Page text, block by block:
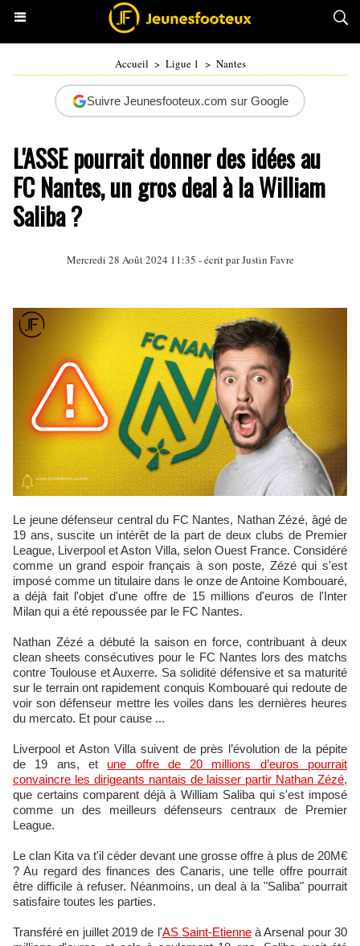
Accueil > Ligue 1 > Nantes
Suivre Jeunesfooteux.com sur Google
L'ASSE pourrait donner des idées au
FC Nantes, un gros deal à la William
Saliba ?
Mercredi 28 Août 2024 11:35 - écrit parJustin Favre
Le jeune défenseur central du FC Nantes, Nathan Zézé, âgé de
19 ans, suscite un intérêt de la part de deux clubs de Premier
League, Liverpool et Aston Villa, selon Ouest France. Considéré
comme un grand espoir français à son poste, Zézé qui s'est
imposé comme un titulaire dans le onze de Antoine Kombouaré,
a déjà fait l'objet d'une offre de 15 millions d'euros de l'Inter
Milan qui a été repoussée par le FC Nantes.
Nathan Zézé a débuté la saison en force, contribuant à deux
clean sheets consécutives pour le FC Nantes lors des matchs
contre Toulouse et Auxerre. Sa solidité défensive et sa maturité
sur le terrain ont rapidement conquis Kombouaré qui redoute de
voir son défenseur mettre les voiles dans les dernières heures
du mercato. Et pour cause ...
Liverpool et Aston Villa suivent de près l’évolution de la pépite
de 19 ans, et une offre de 20 millions d’euros pourrait
convaincre les dirigeants nantais de laisser partir Nathan Zézé,
que certains comparent déjà à William Saliba qui s'est imposé
comme un des meilleurs défenseurs centraux de Premier
League.
Le clan Kita va t'il céder devant une grosse offre à plus de 20M€
? Au regard des finances des Canaris, une telle offre pourrait
être difficile à refuser. Néanmoins, un deal à la "Saliba" pourrait
satisfaire toutes les parties.
Transféré en juillet 2019 de l'AS Saint-Etienneà Arsenal pour 30